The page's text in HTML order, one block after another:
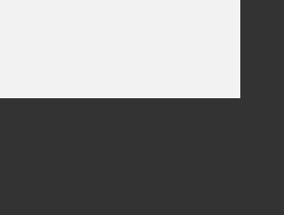
az FGSZ